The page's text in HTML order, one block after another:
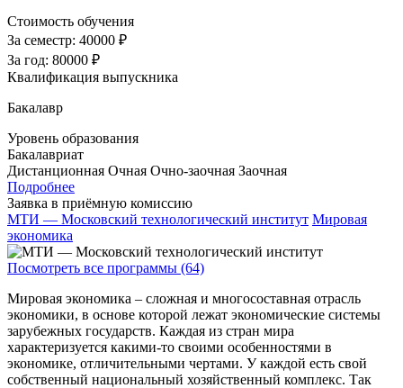
Стоимость обучения
За семестр: 40000 ₽
За год: 80000 ₽
Квалификация выпускника
Бакалавр
Уровень образования
Бакалавриат
Дистанционная Очная Очно-заочная Заочная
Подробнее
Заявка в приёмную комиссию
МТИ — Московский технологический институт Мировая
экономика
Посмотреть все программы (64)
Мировая экономика – сложная и многосоставная отрасль
экономики, в основе которой лежат экономические системы
зарубежных государств. Каждая из стран мира
характеризуется какими-то своими особенностями в
экономике, отличительными чертами. У каждой есть свой
собственный национальный хозяйственный комплекс. Так